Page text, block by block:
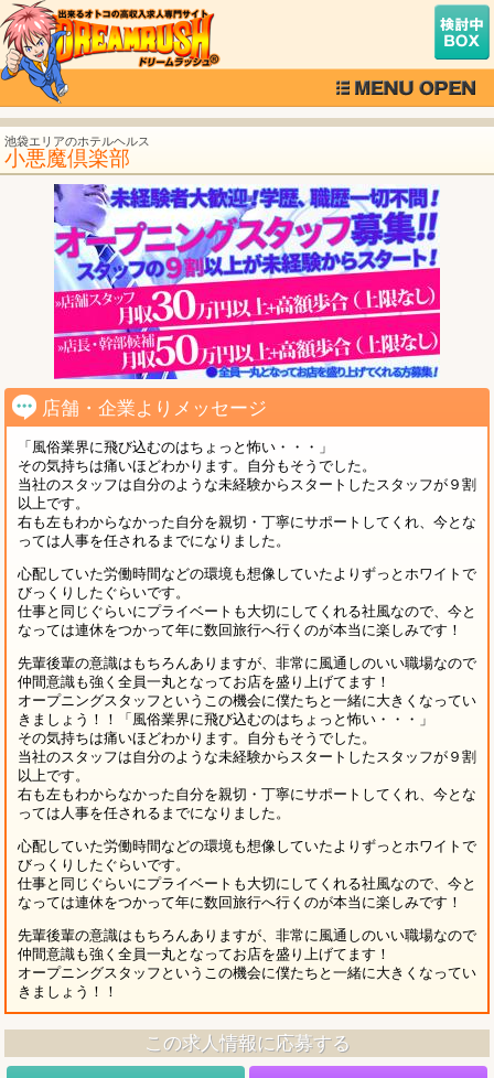
池袋エリアのホテルヘルス
小悪魔倶楽部
店舗・企業よりメッセージ
「風俗業界に飛び込むのはちょっと怖い・・・」
その気持ちは痛いほどわかります。自分もそうでした。
当社のスタッフは自分のような未経験からスタートしたスタッフが９割
以上です。
右も左もわからなかった自分を親切・丁寧にサポートしてくれ、今とな
っては人事を任されるまでになりました。
心配していた労働時間などの環境も想像していたよりずっとホワイトで
びっくりしたぐらいです。
仕事と同じぐらいにプライベートも大切にしてくれる社風なので、今と
なっては連休をつかって年に数回旅行へ行くのが本当に楽しみです！
先輩後輩の意識はもちろんありますが、非常に風通しのいい職場なので
仲間意識も強く全員一丸となってお店を盛り上げてます！
オープニングスタッフというこの機会に僕たちと一緒に大きくなってい
きましょう！！「風俗業界に飛び込むのはちょっと怖い・・・」
その気持ちは痛いほどわかります。自分もそうでした。
当社のスタッフは自分のような未経験からスタートしたスタッフが９割
以上です。
右も左もわからなかった自分を親切・丁寧にサポートしてくれ、今とな
っては人事を任されるまでになりました。
心配していた労働時間などの環境も想像していたよりずっとホワイトで
びっくりしたぐらいです。
仕事と同じぐらいにプライベートも大切にしてくれる社風なので、今と
なっては連休をつかって年に数回旅行へ行くのが本当に楽しみです！
先輩後輩の意識はもちろんありますが、非常に風通しのいい職場なので
仲間意識も強く全員一丸となってお店を盛り上げてます！
オープニングスタッフというこの機会に僕たちと一緒に大きくなってい
きましょう！！
この求人情報に応募する